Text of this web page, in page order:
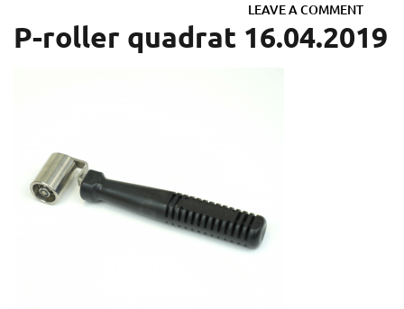
LEAVE A COMMENT
P-roller quadrat 16.04.2019